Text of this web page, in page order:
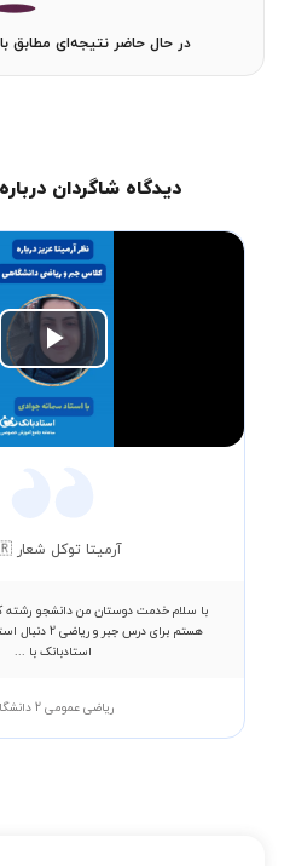
در حال حاضر نتیجه‌ای
دیدگاه شاگردان
Play
آرمیتا توکل شعار 🇹🇷
با سلام خدمت دوستان من دانشجو رشته
هستم برای درس
استادبانک با ...
ریاضی عمومی 2 دانشگاه